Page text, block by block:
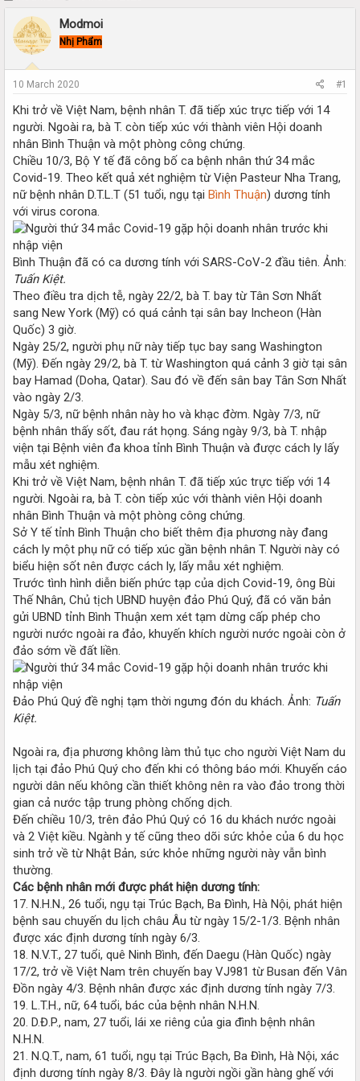
r
e
a
d
s
a
r
t
e
r
a
r
d
a
e
Modmoi
Nhị Phẩm
10 March 2020 #1
Khi trở về Việt Nam, bệnh nhân T. đã tiếp xúc trực tiếp với 14
người. Ngoài ra, bà T. còn tiếp xúc với thành viên Hội doanh
nhân Bình Thuận và một phòng công chứng.
Chiều 10/3, Bộ Y tế đã công bố ca bệnh nhân thứ 34 mắc
Covid-19. Theo kết quả xét nghiệm từ Viện Pasteur Nha Trang,
nữ bệnh nhân D.T.L.T (51 tuổi, ngụ tại Bình Thuận) dương tính
với virus corona.
Bình Thuận đã có ca dương tính với SARS-CoV-2 đầu tiên. Ảnh:
Tuấn Kiệt.
Theo điều tra dịch tễ, ngày 22/2, bà T. bay từ Tân Sơn Nhất
sang New York (Mỹ) có quá cảnh tại sân bay Incheon (Hàn
Quốc) 3 giờ.
Ngày 25/2, người phụ nữ này tiếp tục bay sang Washington
(Mỹ). Đến ngày 29/2, bà T. từ Washington quá cảnh 3 giờ tại sân
bay Hamad (Doha, Qatar). Sau đó về đến sân bay Tân Sơn Nhất
vào ngày 2/3.
Ngày 5/3, nữ bệnh nhân này ho và khạc đờm. Ngày 7/3, nữ
bệnh nhân thấy sốt, đau rát họng. Sáng ngày 9/3, bà T. nhập
viện tại Bệnh viên đa khoa tỉnh Bình Thuận và được cách ly lấy
mẫu xét nghiệm.
Khi trở về Việt Nam, bệnh nhân T. đã tiếp xúc trực tiếp với 14
người. Ngoài ra, bà T. còn tiếp xúc với thành viên Hội doanh
nhân Bình Thuận và một phòng công chứng.
Sở Y tế tỉnh Bình Thuận cho biết thêm địa phương này đang
cách ly một phụ nữ có tiếp xúc gần bệnh nhân T. Người này có
biểu hiện sốt nên được cách ly, lấy mẫu xét nghiệm.
Trước tình hình diễn biến phức tạp của dịch Covid-19, ông Bùi
Thế Nhân, Chủ tịch UBND huyện đảo Phú Quý, đã có văn bản
gửi UBND tỉnh Bình Thuận xem xét tạm dừng cấp phép cho
người nước ngoài ra đảo, khuyến khích người nước ngoài còn ở
đảo sớm về đất liền.
Đảo Phú Quý đề nghị tạm thời ngưng đón du khách. Ảnh: Tuấn
Kiệt.
Ngoài ra, địa phương không làm thủ tục cho người Việt Nam du
lịch tại đảo Phú Quý cho đến khi có thông báo mới. Khuyến cáo
người dân nếu không cần thiết không nên ra vào đảo trong thời
gian cả nước tập trung phòng chống dịch.
Đến chiều 10/3, trên đảo Phú Quý có 16 du khách nước ngoài
và 2 Việt kiều. Ngành y tế cũng theo dõi sức khỏe của 6 du học
sinh trở về từ Nhật Bản, sức khỏe những người này vẫn bình
thường.
Các bệnh nhân mới được phát hiện dương tính:
17. N.H.N., 26 tuổi, ngụ tại Trúc Bạch, Ba Đình, Hà Nội, phát hiện
bệnh sau chuyến du lịch châu Âu từ ngày 15/2-1/3. Bệnh nhân
được xác định dương tính ngày 6/3.
18. N.V.T., 27 tuổi, quê Ninh Bình, đến Daegu (Hàn Quốc) ngày
17/2, trở về Việt Nam trên chuyến bay VJ981 từ Busan đến Vân
Đồn ngày 4/3. Bệnh nhân được xác định dương tính ngày 7/3.
19. L.T.H., nữ, 64 tuổi, bác của bệnh nhân N.H.N.
20. D.Đ.P., nam, 27 tuổi, lái xe riêng của gia đình bệnh nhân
N.H.N.
21. N.Q.T., nam, 61 tuổi, ngụ tại Trúc Bạch, Ba Đình, Hà Nội, xác
định dương tính ngày 8/3. Đây là người ngồi gần hàng ghế với